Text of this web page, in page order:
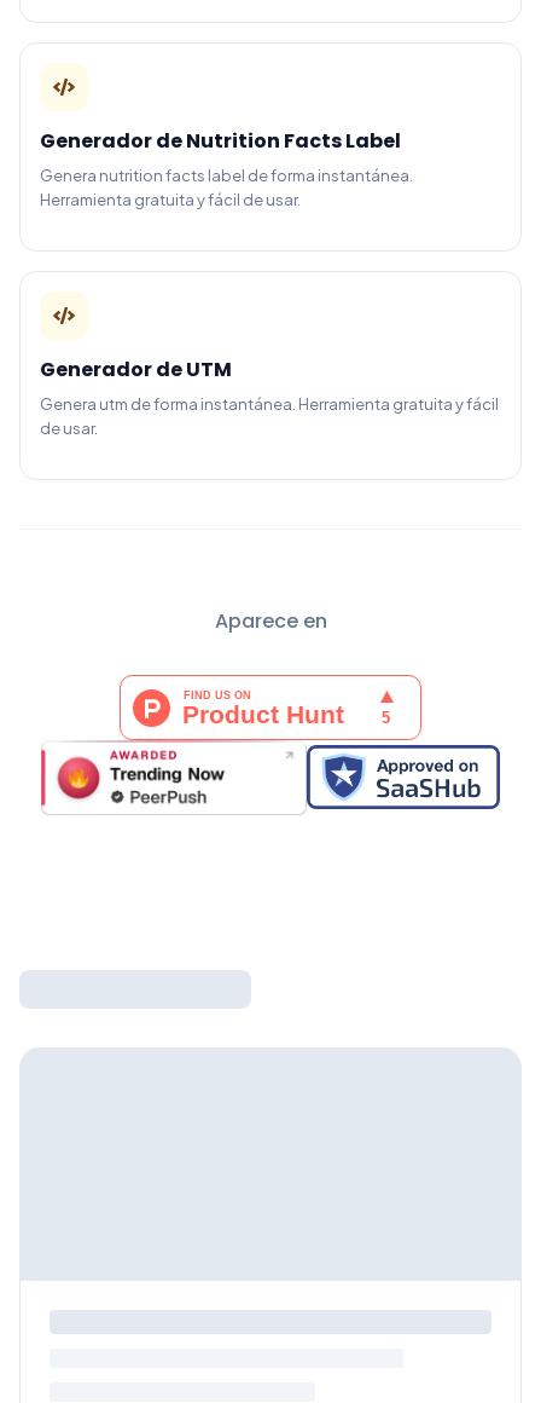
Generador de Nutrition Facts Label
Genera nutrition facts label de forma instantánea.
Herramienta gratuita y fácil de usar.
Generador de UTM
Genera utm de forma instantánea. Herramienta gratuita y fácil
de usar.
Aparece en